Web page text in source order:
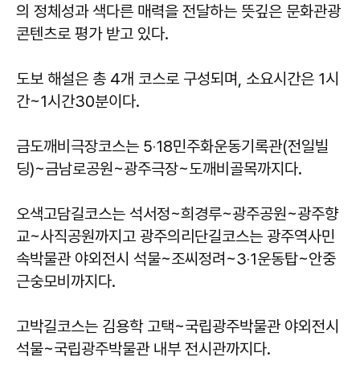
의 정체성과 색다른 매력을 전달하는 뜻깊은 문화관광
콘텐츠로 평가 받고 있다.
도보 해설은 총 4개 코스로 구성되며, 소요시간은 1시
간~1시간30분이다.
금도깨비극장코스는 5‧18민주화운동기록관(전일빌
딩)~금남로공원~광주극장~도깨비골목까지다.
오색고담길코스는 석서정~희경루~광주공원~광주향
교~사직공원까지고 광주의리단길코스는 광주역사민
속박물관 야외전시 석물~조씨정려~3‧1운동탑~안중
근숭모비까지다.
고박길코스는 김용학 고택~국립광주박물관 야외전시
석물~국립광주박물관 내부 전시관까지다.